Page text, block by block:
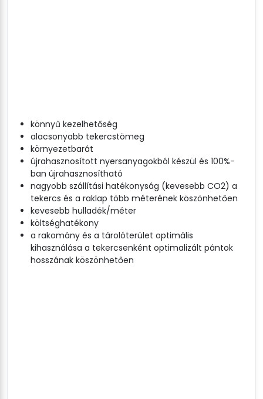
könnyű kezelhetőség
alacsonyabb tekercstömeg
környezetbarát
újrahasznosított nyersanyagokból készül és 100%-
ban újrahasznosítható
nagyobb szállítási hatékonyság (kevesebb CO2) a
tekercs és a raklap több méterének köszönhetően
kevesebb hulladék/méter
költséghatékony
a rakomány és a tárolóterület optimális
kihasználása a tekercsenként optimalizált pántok
hosszának köszönhetően